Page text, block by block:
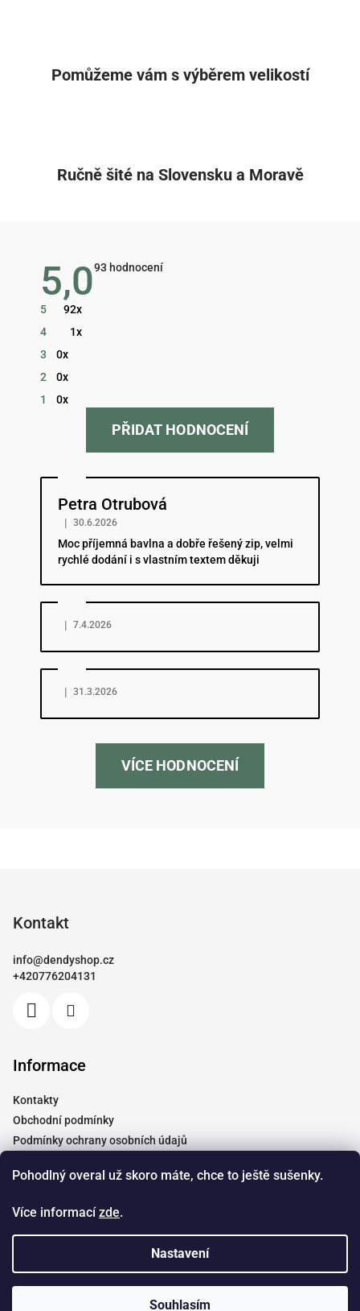
Pohodlný overal už skoro máte, chce to ještě sušenky.
Více informacízde.
Nastavení
Souhlasím
Pomůžeme vám s výběrem velikostí
Ručně šité na Slovensku a Moravě
5,0Průměrné
93 hodnocení
5
92x
4
1x
3
0x
2
0x
1
0x
PŘIDAT HODNOCENÍ
Petra Otrubová
Hodnocení obchodu je 5 z 5 hvězdiček.
| 30.6.2026
Moc příjemná bavlna a dobře řešený zip, velmi
rychlé dodání i s vlastním textem děkuji
Hodnocení obchodu je 5 z 5 hvězdiček.
| 7.4.2026
Hodnocení obchodu je 5 z 5 hvězdiček.
| 31.3.2026
VÍCE HODNOCENÍ
Kontakt
info@dendyshop.cz
+420776204131
Informace
Kontakty
Obchodní podmínky
Podmínky ochrany osobních údajů
Moje objednávka
Doprava
Spolupráce